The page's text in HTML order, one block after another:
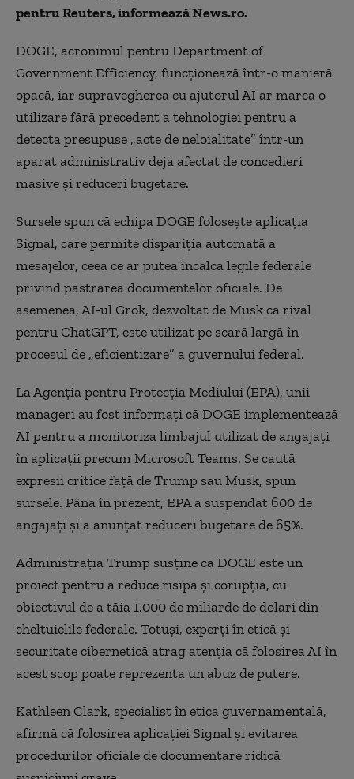
pentru Reuters, informează News.ro.
DOGE, acronimul pentru Department of
Government Efficiency, funcţionează într-o manieră
opacă, iar supravegherea cu ajutorul AI ar marca o
utilizare fără precedent a tehnologiei pentru a
detecta presupuse „acte de neloialitate” într-un
aparat administrativ deja afectat de concedieri
masive şi reduceri bugetare.
Sursele spun că echipa DOGE foloseşte aplicaţia
Signal, care permite dispariţia automată a
mesajelor, ceea ce ar putea încălca legile federale
privind păstrarea documentelor oficiale. De
asemenea, AI-ul Grok, dezvoltat de Musk ca rival
pentru ChatGPT, este utilizat pe scară largă în
procesul de „eficientizare” a guvernului federal.
La Agenţia pentru Protecţia Mediului (EPA), unii
manageri au fost informaţi că DOGE implementează
AI pentru a monitoriza limbajul utilizat de angajaţi
în aplicaţii precum Microsoft Teams. Se caută
expresii critice faţă de Trump sau Musk, spun
sursele. Până în prezent, EPA a suspendat 600 de
angajaţi şi a anunţat reduceri bugetare de 65%.
Administraţia Trump susţine că DOGE este un
proiect pentru a reduce risipa şi corupţia, cu
obiectivul de a tăia 1.000 de miliarde de dolari din
cheltuielile federale. Totuşi, experţi în etică şi
securitate cibernetică atrag atenţia că folosirea AI în
acest scop poate reprezenta un abuz de putere.
Kathleen Clark, specialist în etica guvernamentală,
afirmă că folosirea aplicaţiei Signal şi evitarea
procedurilor oficiale de documentare ridică